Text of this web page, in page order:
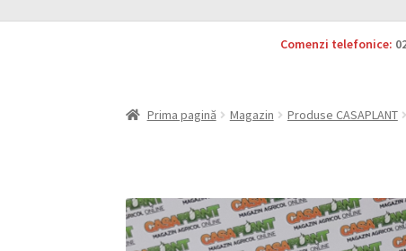
Comenzi telefonice:
Prima pagină Magazin Produse CASAPLANT